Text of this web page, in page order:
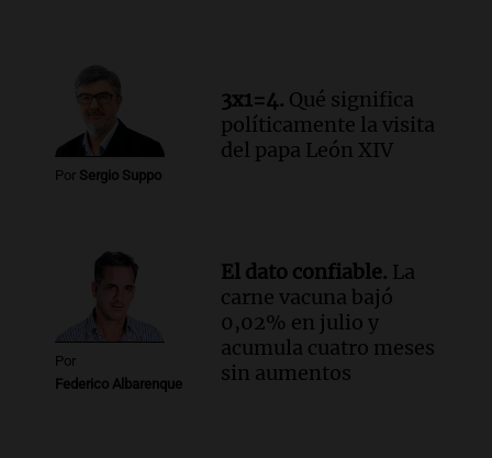
Por Sergio Suppo
3x1=4. Qué significa
políticamente la visita
del papa León XIV
Por
Federico Albarenque
El dato confiable. La
carne vacuna bajó
0,02% en julio y
acumula cuatro meses
sin aumentos